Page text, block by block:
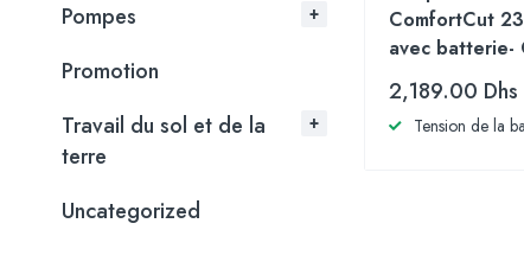
Pompes
Promotion
Travail du sol et de la
terre
Uncategorized
ComfortCut
avec batterie-
2,189.00 Dhs
Tension de la